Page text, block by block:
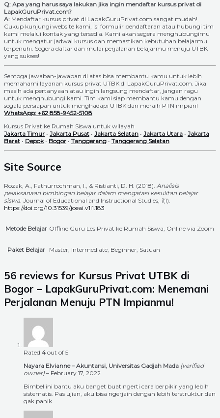
Q: Apa yang harus saya lakukan jika ingin mendaftar kursus privat di
LapakGuruPrivat.com?
A: Mendaftar kursus privat di LapakGuruPrivat.com sangat mudah!
Cukup kunjungi website kami, isi formulir pendaftaran atau hubungi tim
kami melalui kontak yang tersedia. Kami akan segera menghubungimu
untuk mengatur jadwal kursus dan memastikan kebutuhan belajarmu
terpenuhi. Segera daftar dan mulai perjalanan belajarmu menuju UTBK
yang sukses!
Semoga jawaban-jawaban di atas bisa membantu kamu untuk lebih
memahami layanan kursus privat UTBK di LapakGuruPrivat.com. Jika
masih ada pertanyaan atau ingin langsung mendaftar, jangan ragu
untuk menghubungi kami. Tim kami siap membantu kamu dengan
segala persiapan untuk menghadapi UTBK dan meraih PTN impian!
WhatsApp: +62 858-9452-5108
Kursus Privat ke Rumah Siswa untuk wilayah
Jakarta Timur • Jakarta Pusat • Jakarta Selatan • Jakarta Utara • Jakarta
Barat • Depok• Bogor • Tanggerang • Tanggerang Selatan
Site Source
Rozak, A., Fathurrochman, I., & Ristianti, D. H. (2018). Analisis
pelaksanaan bimbingan belajar dalam mengatasi kesulitan belajar
siswa. Journal of Educational and Instructional Studies, 1(1).
https://doi.org/10.31539/joeai.v1i1.183
Metode Belajar Offline Guru Les Privat ke Rumah Siswa, Online via Zoom
Paket Belajar Master, Intermediate, Beginner, Satuan
56 reviews for Kursus Privat UTBK di
Bogor – LapakGuruPrivat.com: Menemani
Perjalanan Menuju PTN Impianmu!
Rated 4 out of 5
Nayara Elvianne – Akuntansi, Universitas Gadjah Mada (verified
owner) – February 17, 2022
Bimbel ini bantu aku banget buat ngerti cara berpikir yang lebih
sistematis. Pas ujian, aku bisa ngerjain dengan lebih terstruktur dan
gak panik.